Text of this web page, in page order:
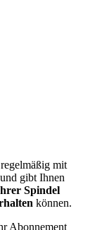
mit
gibt Ihnen
Spindel
können.
Abonnement